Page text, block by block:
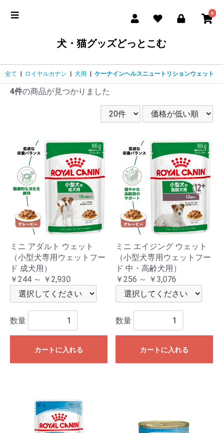
0
犬・猫グッズどっとこむ
全て ロイヤルカナン 犬用 ケーナインヘルスニュートリションウェット
4件の商品が見つかりました
ミニ アダルト ウェット
（小型犬専用ウェットフー
ド 成犬用）
￥244 ～ ￥2,930
数量
カートに入れる
ミニ エイジング ウェット
（小型犬専用ウェットフー
ド 中・高齢犬用）
￥256 ～ ￥3,076
数量
カートに入れる